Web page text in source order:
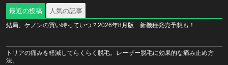
最近の投稿 人気の記事
結局、ケノンの買い時っていつ？2026年8月版 新機種発売予想も！
トリアの痛みを軽減してらくらく脱毛。レーザー脱毛に効果的な痛み止め方
法。